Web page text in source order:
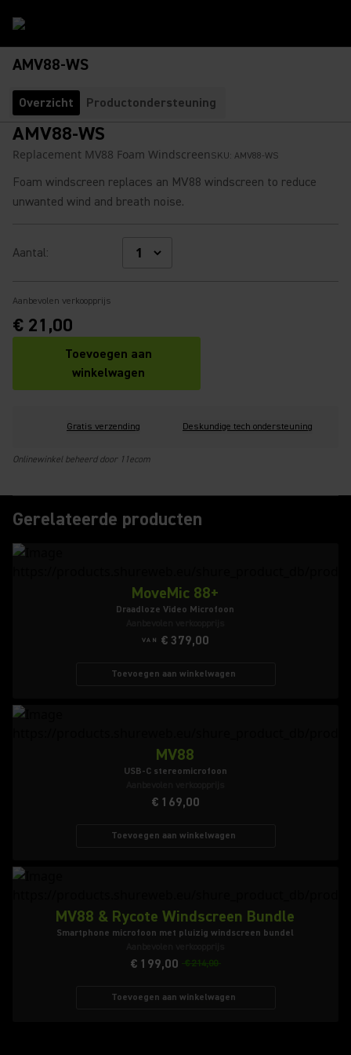
AMV88-WS
Overzicht Productondersteuning
AMV88-WS
Replacement MV88 Foam Windscreen SKU: AMV88-WS
Foam windscreen replaces an MV88 windscreen to reduce
unwanted wind and breath noise.
Aantal:
Aanbevolen verkoopprijs
€ 21,00
Toevoegen aan
winkelwagen
Gratis verzending Deskundige tech ondersteuning
Onlinewinkel beheerd door 11ecom
Gerelateerde producten
MoveMic 88+
Draadloze Video Microfoon
VAN € 379,00
Toevoegen aan winkelwagen
MV88
USB-C stereomicrofoon
€ 169,00
Toevoegen aan winkelwagen
MV88 & Rycote Windscreen Bundle
Smartphone microfoon met pluizig windscreen bundel
€ 199,00 € 214,00
Toevoegen aan winkelwagen